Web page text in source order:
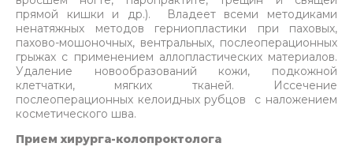
прямой кишки и др.). Владеет всеми методиками
ненатяжных методов герниопластики при паховых,
пахово-мошоночных, вентральных, послеоперационных
грыжах с применением аллопластических материалов.
Удаление новообразований кожи, подкожной
клетчатки, мягких тканей. Иссечение
послеоперационных келоидных рубцов с наложением
косметического шва.
Прием хирурга-колопроктолога